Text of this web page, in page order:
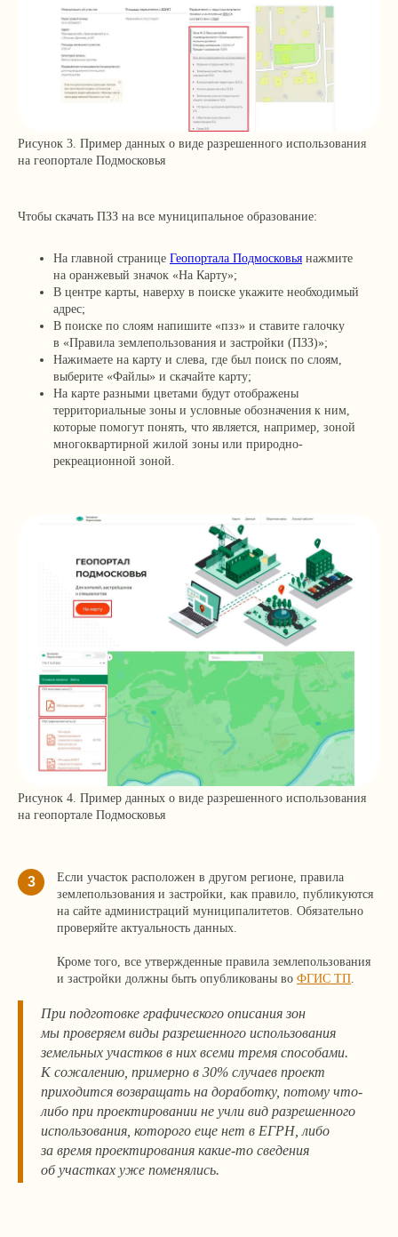
Рисунок 3. Пример данных о виде разрешенного использования
на геопортале Подмосковья
Чтобы скачать ПЗЗ на все муниципальное образование:
На главной странице Геопортала Подмосковья нажмите
на оранжевый значок «На Карту»;
В центре карты, наверху в поиске укажите необходимый
адрес;
В поиске по слоям напишите «пзз» и ставите галочку
в «Правила землепользования и застройки (ПЗЗ)»;
Нажимаете на карту и слева, где был поиск по слоям,
выберите «Файлы» и скачайте карту;
На карте разными цветами будут отображены
территориальные зоны и условные обозначения к ним,
которые помогут понять, что является, например, зоной
многоквартирной жилой зоны или природно-
рекреационной зоной.
Рисунок 4. Пример данных о виде разрешенного использования
на геопортале Подмосковья
3
Если участок расположен в другом регионе, правила
землепользования и застройки, как правило, публикуются
на сайте администраций муниципалитетов. Обязательно
проверяйте актуальность данных.
Кроме того, все утвержденные правила землепользования
и застройки должны быть опубликованы во ФГИС ТП
При подготовке графического описания зон
мы проверяем виды разрешенного использования
земельных участков в них всеми тремя способами.
К сожалению, примерно в 30% случаев проект
приходится возвращать на доработку, потому что-
либо при проектировании не учли вид разрешенного
использования, которого еще нет в ЕГРН, либо
за время проектирования какие-то сведения
об участках уже поменялись.
+7 499 136-53-55
info@corconsult.ru
Я согласен сполитикой
конфиденциальности сайта
Отправить
г. Москва, ул. Новая Басманная,
д. 14, стр. 1, этаж 2
+7 499 136-53-55
info@corconsult.ru
Здания, сооружения и помещения,
перепланировки
Земельные отношения, межевание,
изменение ПЗЗ
Зоны с особыми условиями использования
(ЗОУИТ)
Консалтинг и согласование строительства
14, стр. 1, этаж 2
Работаем в будни с 10.00 до 18.00 по
московскому времени.
Услуги и цены
Телеграм-канал учредителя